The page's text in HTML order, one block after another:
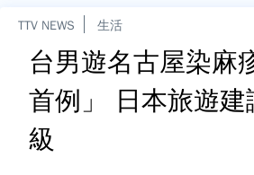
TTV NEWS 生活
台男遊名古屋染麻
首例」 日本旅遊建
級